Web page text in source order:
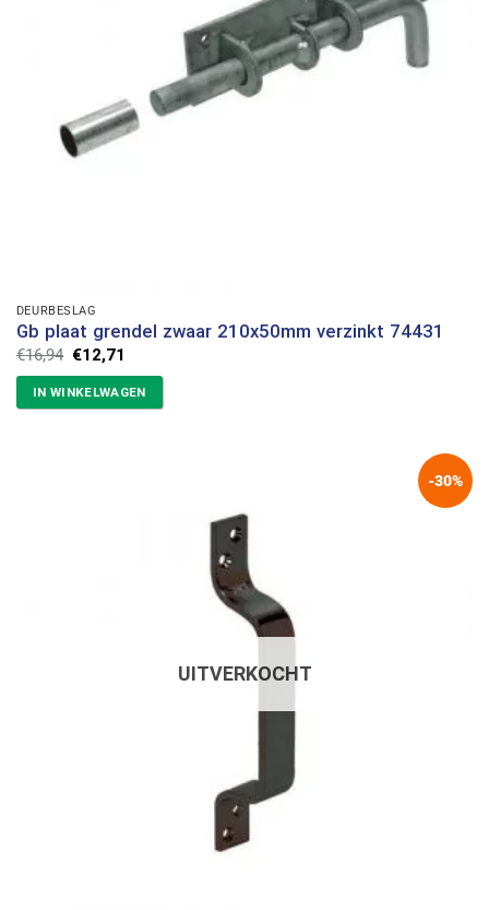
DEURBESLAG
Gb plaat grendel zwaar 210x50mm verzinkt 74431
€16,94 Oorspronkelijke
prijs
was:
€16,94.
€12,71
is:
€12,71.
IN WINKELWAGEN
-30%
UITVERKOCHT